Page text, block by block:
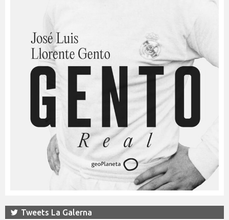
Tweets La Galerna